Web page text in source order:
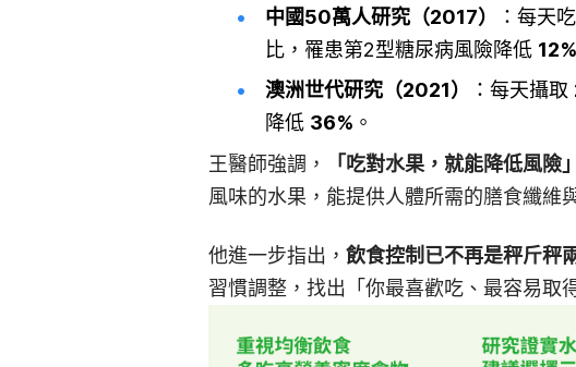
中國50萬人研究（2017）
：每天
比，罹患第2型糖尿病風險降低 12%
澳洲世代研究（2021）
：每天攝取
降低 36% 。
王醫師強調，
「吃對水果，就能降低風險」
風味的水果，能提供人體所需的膳食纖維
他進一步指出， 飲食控制已不再是秤斤秤
習慣調整，找出「你最喜歡吃、最容易取